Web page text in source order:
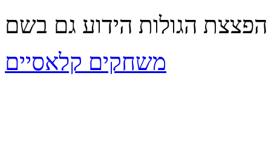
משחקים קלאסיים